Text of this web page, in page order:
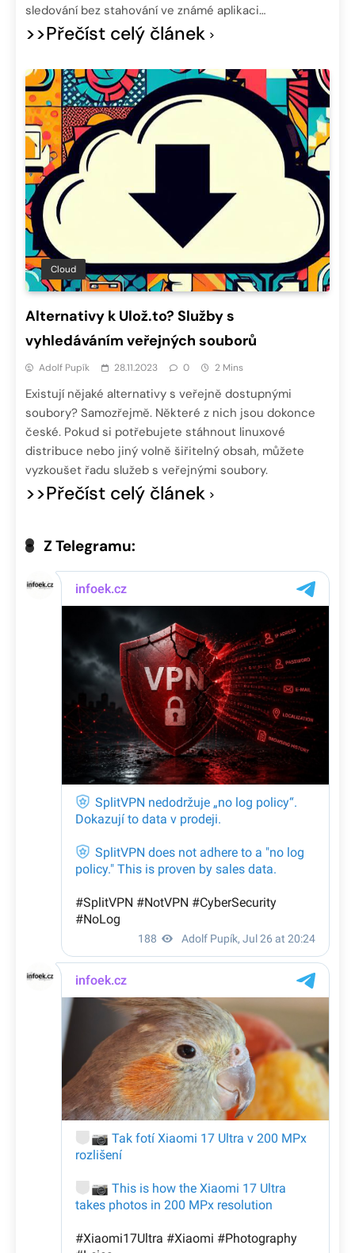
sledování bez stahování ve známé aplikaci…
>>Přečíst celý článek
Cloud
Alternativy k Ulož.to? Služby s
vyhledáváním veřejných souborů
Adolf Pupík 28.11.2023 0 2 Mins
Existují nějaké alternativy s veřejně dostupnými
soubory? Samozřejmě. Některé z nich jsou dokonce
české. Pokud si potřebujete stáhnout linuxové
distribuce nebo jiný volně šiřitelný obsah, můžete
vyzkoušet řadu služeb s veřejnými soubory.
>>Přečíst celý článek
Z Telegramu: